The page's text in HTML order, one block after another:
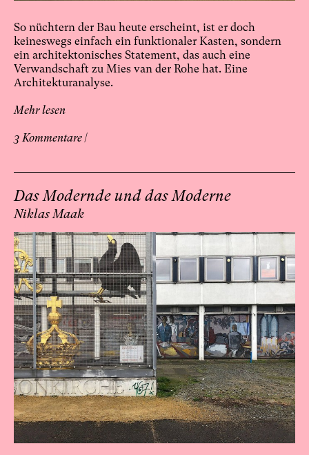
So nüchtern der Bau heute erscheint, ist er doch
keineswegs einfach ein funktionaler Kasten, sondern
ein architektonisches Statement, das auch eine
Verwandschaft zu Mies van der Rohe hat. Eine
Architekturanalyse.
Mehr lesen
3 Kommentare |
Das Modernde und das Moderne
Niklas Maak